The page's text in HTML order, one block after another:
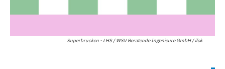
Superbrücken - LHS / WSV Beratende Ingenieure GmbH / ifok